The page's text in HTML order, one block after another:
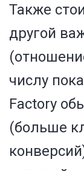
Также
другой
числу
Factory
(больше